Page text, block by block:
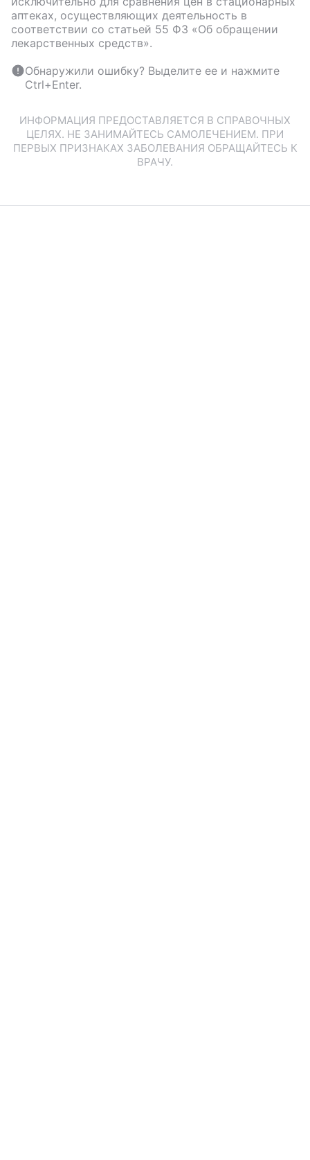
аптеках, осуществляющих деятельность в
соответствии со статьей 55 ФЗ «Об обращении
лекарственных средств».
Обнаружили ошибку? Выделите ее и нажмите
Ctrl+Enter.
ИНФОРМАЦИЯ ПРЕДОСТАВЛЯЕТСЯ В СПРАВОЧНЫХ
ЦЕЛЯХ. НЕ ЗАНИМАЙТЕСЬ САМОЛЕЧЕНИЕМ. ПРИ
ПЕРВЫХ ПРИЗНАКАХ ЗАБОЛЕВАНИЯ ОБРАЩАЙТЕСЬ К
ВРАЧУ.